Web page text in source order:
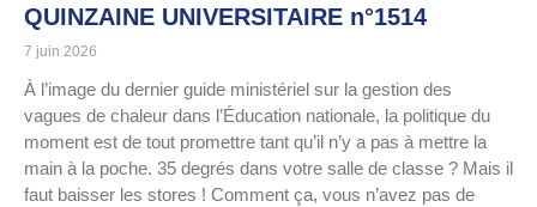
QUINZAINE UNIVERSITAIRE n°1514
7 juin 2026
À l’image du dernier guide ministériel sur la gestion des
vagues de chaleur dans l’Éducation nationale, la politique du
moment est de tout promettre tant qu’il n’y a pas à mettre la
main à la poche. 35 degrés dans votre salle de classe ? Mais il
faut baisser les stores ! Comment ça, vous n’avez pas de